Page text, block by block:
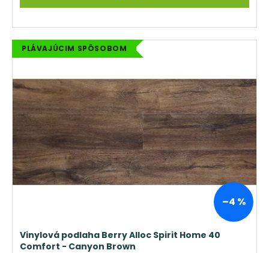
PLÁVAJÚCIM SPÔSOBOM
–4 %
Vinylová podlaha Berry Alloc Spirit Home 40
Comfort - Canyon Brown